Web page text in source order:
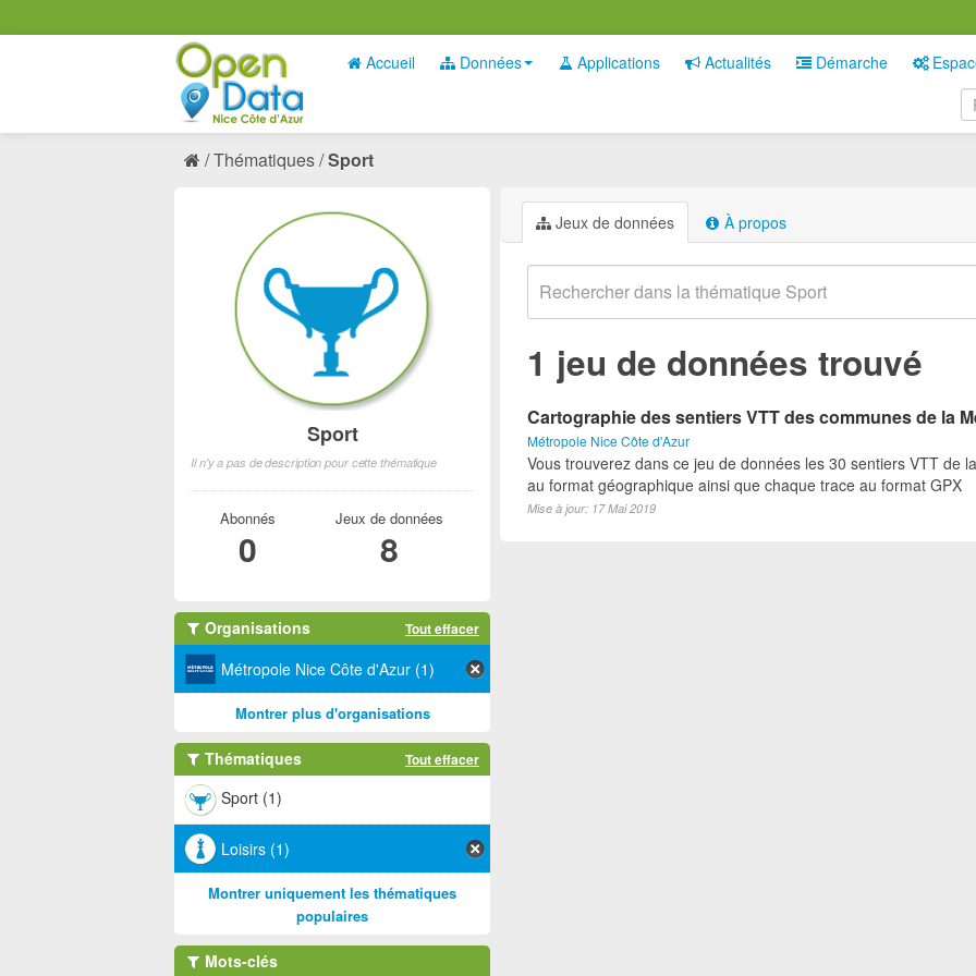
Accueil Données Applications Actualités Démarche
Thématiques Sport
Jeux de données À propos
1 jeu de données trouvé
Cartographie des sentiers VTT des communes de la
Métropole Nice Côte d'Azur
Vous trouverez dans ce jeu de données les 30 sentiers VTT de
au format géographique ainsi que chaque trace au format GPX
Mise à jour: 17 Mai 2019
Sport
Il n'y a pas de description pour cette thématique
Abonnés
0
Jeux de données
8
Organisations Tout effacer
Métropole Nice Côte d'Azur (1)
Montrer plus d'organisations
Thématiques Tout effacer
Sport (1)
Loisirs (1)
Montrer uniquement les thématiques
populaires
Mots-clés